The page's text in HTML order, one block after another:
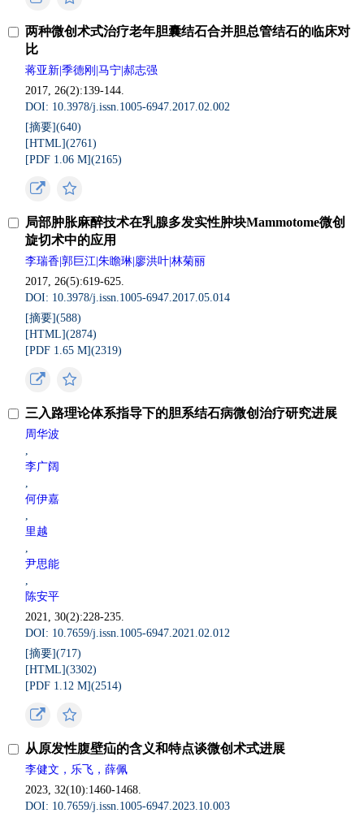
两种微创术式治疗老年胆囊结石合并胆总管结石的临床对
比
蒋亚新|季德刚|马宁|郝志强
2017, 26(2):139-144.
DOI: 10.3978/j.issn.1005-6947.2017.02.002
[摘要](640)
[HTML](2761)
[PDF 1.06 M](2165)
局部肿胀麻醉技术在乳腺多发实性肿块Mammotome微创
旋切术中的应用
李瑞香|郭巨江|朱瞻琳|廖洪叶|林菊丽
2017, 26(5):619-625.
DOI: 10.3978/j.issn.1005-6947.2017.05.014
[摘要](588)
[HTML](2874)
[PDF 1.65 M](2319)
三入路理论体系指导下的胆系结石病微创治疗研究进展
周华波
,
李广阔
,
何伊嘉
,
里越
,
尹思能
,
陈安平
2021, 30(2):228-235.
DOI: 10.7659/j.issn.1005-6947.2021.02.012
[摘要](717)
[HTML](3302)
[PDF 1.12 M](2514)
从原发性腹壁疝的含义和特点谈微创术式进展
李健文，乐飞，薛佩
2023, 32(10):1460-1468.
DOI: 10.7659/j.issn.1005-6947.2023.10.003